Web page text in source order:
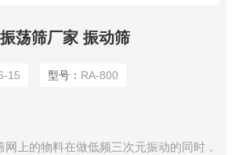
荡筛厂家 振动筛
15 型号： RA-800
网上的物料在做低频三次元振动的同时，